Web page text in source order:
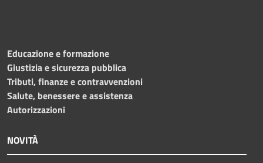
Educazione e formazione
Giustizia e sicurezza pubblica
Tributi, finanze e contravvenzioni
Salute, benessere e assistenza
Autorizzazioni
NOVITÀ